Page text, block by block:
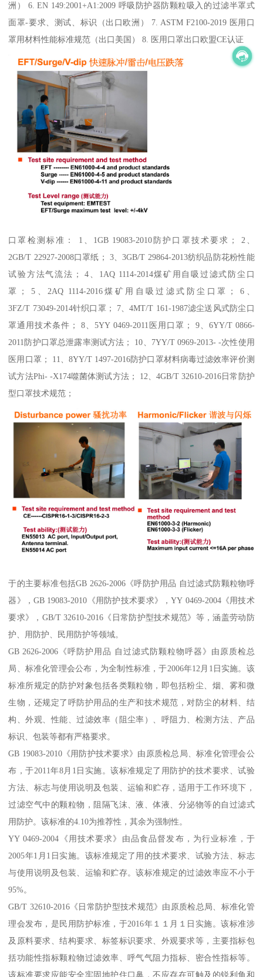
洲） 6. EN 149:2001+A1:2009 呼吸防护器防颗粒吸入的过滤半罩式
面罩-要求、测试、标识（出口欧洲） 7. ASTM F2100-2019 医用口
罩用材料性能标准规范（出口美国） 8. 医用口罩出口欧盟CE认证
口罩检测标准： 1、1GB 19083-2010防护口罩技术要求； 2、
2GB/T 22927-2008口罩纸； 3、3GB/T 29864-2013纺织品防花粉性能
试验方法气流法； 4、1AQ 1114-2014煤矿用自吸过滤式防尘口
罩； 5、2AQ 1114-2016煤矿用自吸过滤式防尘口罩； 6、
3FZ/T 73049-2014针织口罩； 7、4MT/T 161-1987滤尘送风式防尘口
罩通用技术条件； 8、5YY 0469-2011医用口罩； 9、6YY/T 0866-
2011防护口罩总泄露率测试方法； 10、7YY/T 0969-2013- -次性使用
医用口罩； 11、8YY/T 1497-2016防护口罩材料病毒过滤效率评价测
试方法Phi- -X174噬菌体测试方法； 12、4GB/T 32610-2016日常防护
型口罩技术规范；
于的主要标准包括GB 2626-2006《呼防护用品 自过滤式防颗粒物呼
器》，GB 19083-2010《用防护技术要求》，YY 0469-2004《用技术
要求》，GB/T 32610-2016《日常防护型技术规范》等，涵盖劳动防
护、用防护、民用防护等领域。
GB 2626-2006《呼防护用品 自过滤式防颗粒物呼器》由原质检总
局、标准化管理会公布，为全制性标准，于2006年12月1日实施。该
标准所规定的防护对象包括各类颗粒物，即包括粉尘、烟、雾和微
生物，还规定了呼防护用品的生产和技术规范，对防尘的材料、结
构、外观、性能、过滤效率（阻尘率）、呼阻力、检测方法、产品
标识、包装等都有严格要求。
GB 19083-2010《用防护技术要求》由原质检总局、标准化管理会公
布，于2011年8月1日实施。该标准规定了用防护的技术要求、试验
方法、标志与使用说明及包装、运输和贮存，适用于工作环境下，
过滤空气中的颗粒物，阻隔飞沫、液、体液、分泌物等的自过滤式
用防护。该标准的4.10为推荐性，其余为强制性。
YY 0469-2004《用技术要求》由品食品督发布，为行业标准，于
2005年1月1日实施。该标准规定了用的技术要求、试验方法、标志
与使用说明及包装、运输和贮存。该标准规定的过滤效率应不小于
95%。
GB/T 32610-2016《日常防护型技术规范》由原质检总局、标准化管
理会发布，是民用防护标准，于2016年１１月１日实施。该标准涉
及原料要求、结构要求、标签标识要求、外观要求等，主要指标包
括功能性指标颗粒物过滤效率、呼气气阻力指标、密合性指标等。
该标准要求应能安全牢固地护住口鼻，不应存在可触及的锐利角和